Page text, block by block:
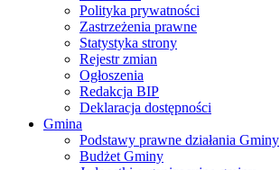
Polityka prywatności
Zastrzeżenia prawne
Statystyka strony
Rejestr zmian
Ogłoszenia
Redakcja BIP
Deklaracja dostępności
Gmina
Podstawy prawne działania Gminy
Budżet Gminy